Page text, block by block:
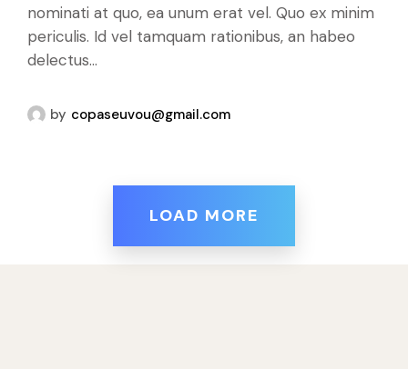
nominati at quo, ea unum erat vel. Quo ex minim
periculis. Id vel tamquam rationibus, an habeo
delectus...
by copaseuvou@gmail.com
LOAD MORE